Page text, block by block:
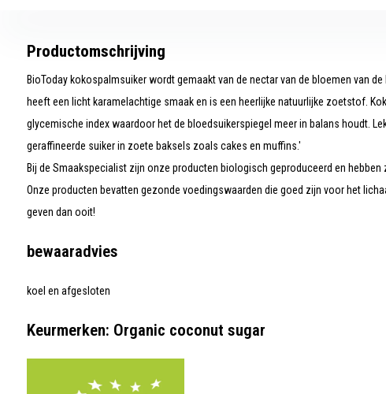
Productomschrijving
BioToday kokospalmsuiker wordt gemaakt van de nectar van de bloemen van
heeft een licht karamelachtige smaak en is een heerlijke natuurlijke zoetstof.
glycemische index waardoor het de bloedsuikerspiegel meer in balans houdt.
geraffineerde suiker in zoete baksels zoals cakes en muffins.'
Bij de Smaakspecialist zijn onze producten biologisch geproduceerd en hebben
Onze producten bevatten gezonde voedingswaarden die goed zijn voor het
geven dan ooit!
bewaaradvies
koel en afgesloten
Keurmerken: Organic coconut sugar